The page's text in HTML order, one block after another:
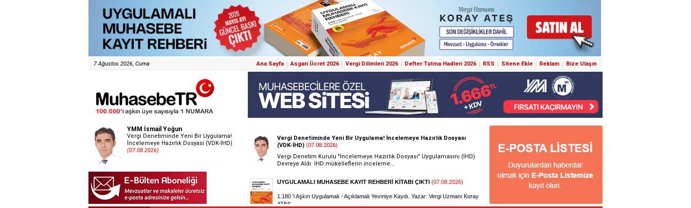
7 Ağustos 2026, Cuma Ana Sayfa Asgari Ücret 2026 Vergi Dilimleri 2026 Defter Tutma Hadleri 2026 RSS Sitene Ekle Reklam Bize Ulaşın
YMM İsmail Yoğun
Vergi Denetiminde Yeni Bir Uygulama!
İncelemeye Hazırlık Dosyası (VDK-İHD)
(07.08.2026)